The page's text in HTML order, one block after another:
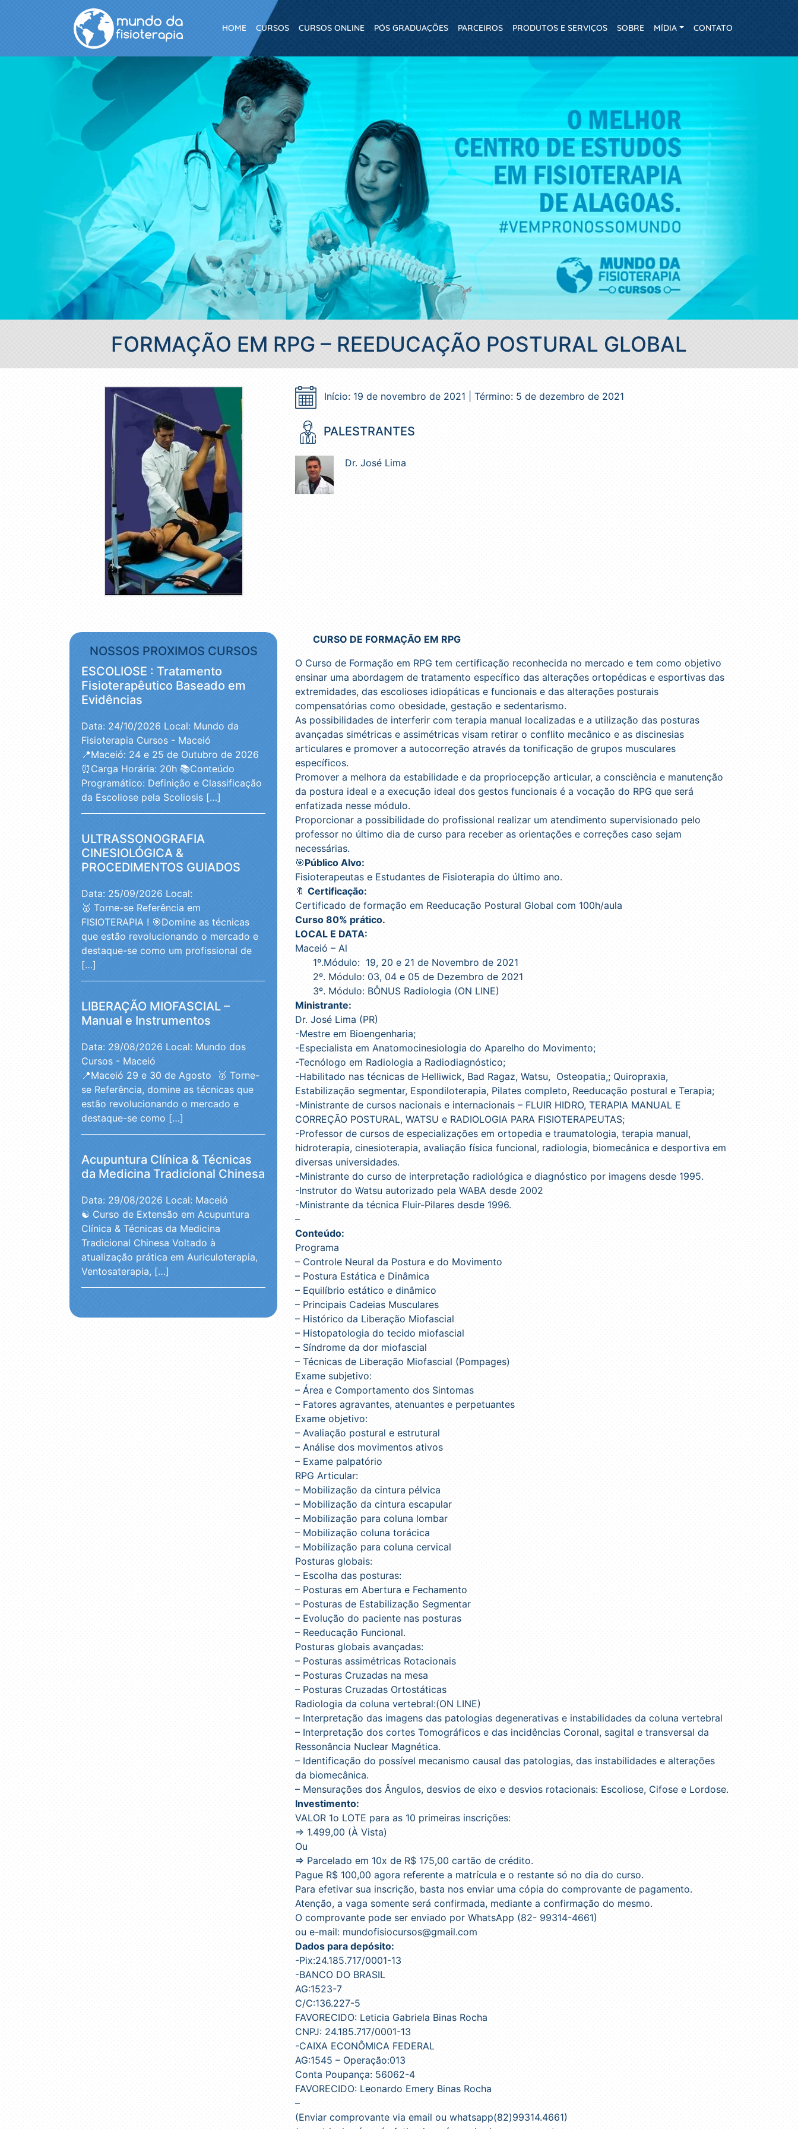
HOME CURSOS CURSOS ONLINE PÓS GRADUAÇÕES PARCEIROS PRODUTOS E SERVIÇOS SOBRE MÍDIA CONTATO
FORMAÇÃO EM RPG – REEDUCAÇÃO POSTURAL GLOBAL
Início: 19 de novembro de 2021 | Término: 5 de dezembro de 2021
PALESTRANTES
Dr. José Lima
NOSSOS PROXIMOS CURSOS
ESCOLIOSE : Tratamento
Fisioterapêutico Baseado em
Evidências
Data: 24/10/2026 Local: Mundo da
Fisioterapia Cursos - Maceió
📍Maceió: 24 e 25 de Outubro de 2026
⏰Carga Horária: 20h 📚Conteúdo
Programático: Definição e Classificação
da Escoliose pela Scoliosis […]
ULTRASSONOGRAFIA
CINESIOLÓGICA &
PROCEDIMENTOS GUIADOS
Data: 25/09/2026 Local:
🥇 Torne-se Referência em
FISIOTERAPIA ! 🎯Domine as técnicas
que estão revolucionando o mercado e
destaque-se como um profissional de
[…]
LIBERAÇÃO MIOFASCIAL –
Manual e Instrumentos
Data: 29/08/2026 Local: Mundo dos
Cursos - Maceió
📍Maceió 29 e 30 de Agosto 🥇 Torne-
se Referência, domine as técnicas que
estão revolucionando o mercado e
destaque-se como […]
Acupuntura Clínica & Técnicas
da Medicina Tradicional Chinesa
Data: 29/08/2026 Local: Maceió
☯️ Curso de Extensão em Acupuntura
Clínica & Técnicas da Medicina
Tradicional Chinesa Voltado à
atualização prática em Auriculoterapia,
Ventosaterapia, […]
CURSO DE FORMAÇÃO EM RPG
O Curso de Formação em RPG tem certificação reconhecida no mercado e tem como objetivo
ensinar uma abordagem de tratamento específico das alterações ortopédicas e esportivas das
extremidades, das escolioses idiopáticas e funcionais e das alterações posturais
compensatórias como obesidade, gestação e sedentarismo.
As possibilidades de interferir com terapia manual localizadas e a utilização das posturas
avançadas simétricas e assimétricas visam retirar o conflito mecânico e as discinesias
articulares e promover a autocorreção através da tonificação de grupos musculares
específicos.
Promover a melhora da estabilidade e da propriocepção articular, a consciência e manutenção
da postura ideal e a execução ideal dos gestos funcionais é a vocação do RPG que será
enfatizada nesse módulo.
Proporcionar a possibilidade do profissional realizar um atendimento supervisionado pelo
professor no último dia de curso para receber as orientações e correções caso sejam
necessárias.
🎯Público Alvo:
Fisioterapeutas e Estudantes de Fisioterapia do último ano.
🔖 Certificação:
Certificado de formação em Reeducação Postural Global com 100h/aula
Curso 80% prático.
LOCAL E DATA:
Maceió – Al
1º.Módulo: 19, 20 e 21 de Novembro de 2021
2º. Módulo: 03, 04 e 05 de Dezembro de 2021
3º. Módulo: BÔNUS Radiologia (ON LINE)
Ministrante:
Dr. José Lima (PR)
-Mestre em Bioengenharia;
-Especialista em Anatomocinesiologia do Aparelho do Movimento;
-Tecnólogo em Radiologia a Radiodiagnóstico;
-Habilitado nas técnicas de Helliwick, Bad Ragaz, Watsu, Osteopatia,; Quiropraxia,
Estabilização segmentar, Espondiloterapia, Pilates completo, Reeducação postural e Terapia;
-Ministrante de cursos nacionais e internacionais – FLUIR HIDRO, TERAPIA MANUAL E
CORREÇÃO POSTURAL, WATSU e RADIOLOGIA PARA FISIOTERAPEUTAS;
-Professor de cursos de especializações em ortopedia e traumatologia, terapia manual,
hidroterapia, cinesioterapia, avaliação física funcional, radiologia, biomecânica e desportiva em
diversas universidades.
-Ministrante do curso de interpretação radiológica e diagnóstico por imagens desde 1995.
-Instrutor do Watsu autorizado pela WABA desde 2002
-Ministrante da técnica Fluir-Pilares desde 1996.
–
Conteúdo:
Programa
– Controle Neural da Postura e do Movimento
– Postura Estática e Dinâmica
– Equilíbrio estático e dinâmico
– Principais Cadeias Musculares
– Histórico da Liberação Miofascial
– Histopatologia do tecido miofascial
– Síndrome da dor miofascial
– Técnicas de Liberação Miofascial (Pompages)
Exame subjetivo:
– Área e Comportamento dos Sintomas
– Fatores agravantes, atenuantes e perpetuantes
Exame objetivo:
– Avaliação postural e estrutural
– Análise dos movimentos ativos
– Exame palpatório
RPG Articular:
– Mobilização da cintura pélvica
– Mobilização da cintura escapular
– Mobilização para coluna lombar
– Mobilização coluna torácica
– Mobilização para coluna cervical
Posturas globais:
– Escolha das posturas:
– Posturas em Abertura e Fechamento
– Posturas de Estabilização Segmentar
– Evolução do paciente nas posturas
– Reeducação Funcional.
Posturas globais avançadas:
– Posturas assimétricas Rotacionais
– Posturas Cruzadas na mesa
– Posturas Cruzadas Ortostáticas
Radiologia da coluna vertebral:(ON LINE)
– Interpretação das imagens das patologias degenerativas e instabilidades da coluna vertebral
– Interpretação dos cortes Tomográficos e das incidências Coronal, sagital e transversal da
Ressonância Nuclear Magnética.
– Identificação do possível mecanismo causal das patologias, das instabilidades e alterações
da biomecânica.
– Mensurações dos Ângulos, desvios de eixo e desvios rotacionais: Escoliose, Cifose e Lordose.
Investimento:
VALOR 1o LOTE para as 10 primeiras inscrições:
=> 1.499,00 (À Vista)
Ou
=> Parcelado em 10x de R$ 175,00 cartão de crédito.
Pague R$ 100,00 agora referente a matrícula e o restante só no dia do curso.
Para efetivar sua inscrição, basta nos enviar uma cópia do comprovante de pagamento.
Atenção, a vaga somente será confirmada, mediante a confirmação do mesmo.
O comprovante pode ser enviado por WhatsApp (82- 99314-4661)
ou e-mail: mundofisiocursos@gmail.com
Dados para depósito:
-Pix:24.185.717/0001-13
-BANCO DO BRASIL
AG:1523-7
C/C:136.227-5
FAVORECIDO: Leticia Gabriela Binas Rocha
CNPJ: 24.185.717/0001-13
-CAIXA ECONÔMICA FEDERAL
AG:1545 – Operação:013
Conta Poupança: 56062-4
FAVORECIDO: Leonardo Emery Binas Rocha
–
(Enviar comprovante via email ou whatsapp(82)99314.4661)